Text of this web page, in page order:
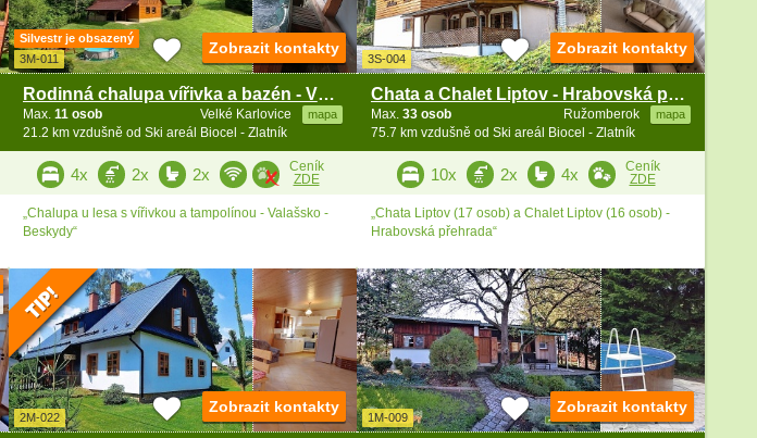
Silvestr je obsazený
3M-011
Rodinná chalupa vířivka a bazén - Vsetínská Bečva
Velké Karlovice mapa
Max. 11 osob
21.2 km vzdušně od Ski areál Biocel - Zlatník
Zobrazit kontakty
4x 2x 2x
Ceník
ZDE
„Chalupa u lesa s vířivkou a tampolínou - Valašsko -
Beskydy“
3S-004
Chata a Chalet Liptov - Hrabovská přehrada
Ružomberok mapa
Max. 33 osob
75.7 km vzdušně od Ski areál Biocel - Zlatník
Zobrazit kontakty
10x 2x 4x
Ceník
ZDE
„Chata Liptov (17 osob) a Chalet Liptov (16 osob) -
Hrabovská přehrada“
2M-022
Zobrazit kontakty
1M-009
Zobrazit kontakty